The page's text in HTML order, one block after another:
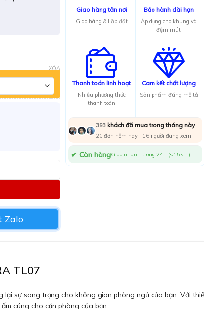
XÓA
Zalo
Giao hàng tân nơi
Giao hàng & Lắp đặt
Bảo hành dài hạn
Áp dụng cho khung và
đệm mút
Thanh toán linh hoạt
Nhiều phương thức
thanh toán
Cam kết chất lượng
Sản phẩm đúng mô tả
393khách đã mua trong tháng này
20đơn hôm nay · 16người đang xem
✔ Còn hàngGiao nhanh trong 24h (<15km)
TL07
lại sự sang trọng cho không gian phòng ngủ của bạn. Với
cúng cho căn phòng của bạn.